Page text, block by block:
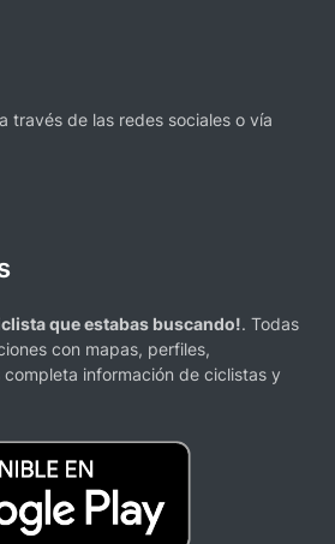
través de las redes sociales o vía
que estabas buscando!. Todas
con mapas, perfiles,
información de ciclistas y